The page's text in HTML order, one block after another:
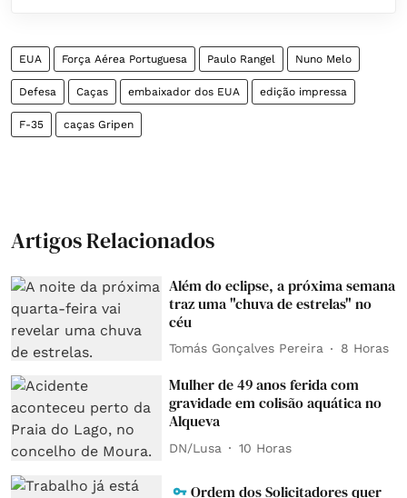
EUA Força Aérea Portuguesa Paulo Rangel Nuno Melo
Defesa Caças embaixador dos EUA edição impressa
F-35 caças Gripen
Artigos Relacionados
Além do eclipse, a próxima semana
traz uma "chuva de estrelas" no
céu
Tomás Gonçalves Pereira 8 Horas
Mulher de 49 anos ferida com
gravidade em colisão aquática no
Alqueva
DN/Lusa 10 Horas
Ordem dos Solicitadores quer